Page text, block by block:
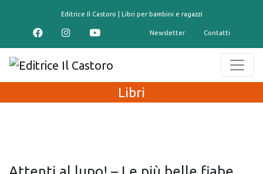
Editrice Il Castoro | Libri per bambini e ragazzi
Newsletter Contatti
Libri